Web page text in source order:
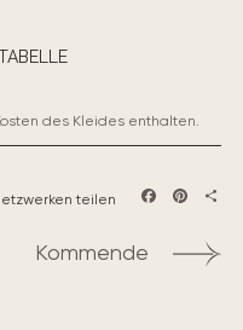
des Kleides enthalten.
teilen
Kommende